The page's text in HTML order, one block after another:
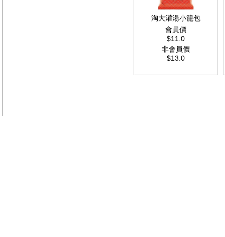
淘大灌湯小籠包
會員價
$11.0
非會員價
$13.0